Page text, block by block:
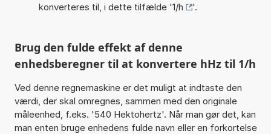
konverteres til, i dette tilfælde '1/h '.
Brug den fulde effekt af denne
enhedsberegner til at konvertere hHz til 1/h
Ved denne regnemaskine er det muligt at indtaste den
værdi, der skal omregnes, sammen med den originale
måleenhed, f.eks. '540 Hektohertz'. Når man gør det, kan
man enten bruge enhedens fulde navn eller en forkortelse